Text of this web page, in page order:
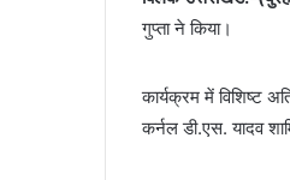
गुप्ता ने किया।
कार्यक्रम में विशिष्ट
कर्नल डी.एस. यादव